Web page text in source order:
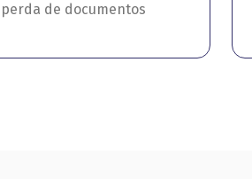
perda de documentos